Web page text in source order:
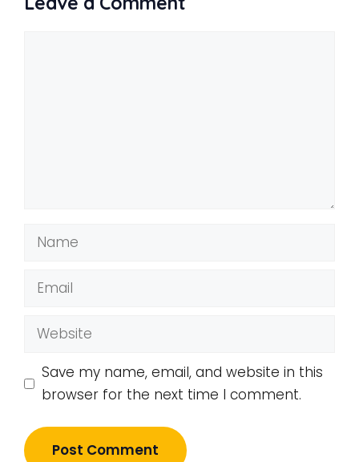
Name
Email
Website
Save my name, email, and website in this
browser for the next time I comment.